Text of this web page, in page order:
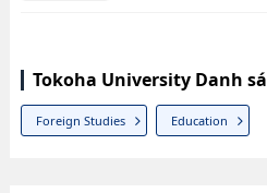
Tokoha University Danh
Foreign Studies Education